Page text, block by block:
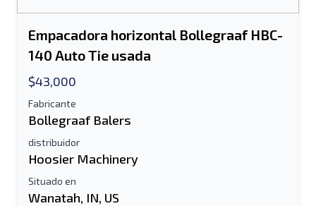
Empacadora horizontal Bollegraaf HBC-
140 Auto Tie usada
$43,000
Fabricante
Bollegraaf Balers
distribuidor
Hoosier Machinery
Situado en
Wanatah, IN, US